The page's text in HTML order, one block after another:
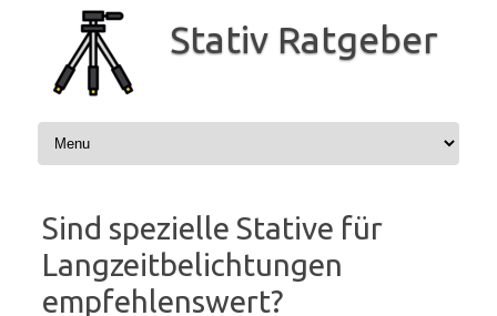
springen
Stativ Ratgeber
Sind spezielle Stative für
Langzeitbelichtungen
empfehlenswert?